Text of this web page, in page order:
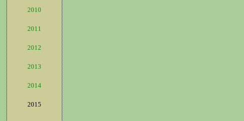
2010
2011
2012
2013
2014
2015